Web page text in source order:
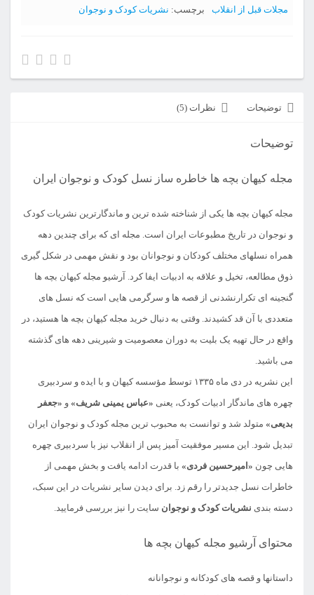
مجلات قبل از انقلاب
برچسب: نشریات کودک و نوجوان
توضیحات نظرات (5)
توضیحات
مجله کیهان بچه ها خاطره ساز نسل کودک و نوجوان ایران
مجله کیهان بچه ها یکی از شناخته شده ترین و ماندگارترین نشریات کودک
و نوجوان در تاریخ مطبوعات ایران است. مجله‌ ای که برای چندین دهه
همراه نسلهای مختلف کودکان و نوجوانان بود و نقش مهمی در شکل گیری
ذوق مطالعه، تخیل و علاقه به ادبیات ایفا کرد. آرشیو مجله کیهان بچه ها
گنجینه ای تکرارنشدنی از قصه ها و سرگرمی هایی است که نسل های
متعددی با آن قد کشیدند. وقتی به دنبال خرید مجله کیهان بچه ها هستید، در
واقع در حال تهیه یک بلیت به دوران معصومیت و شیرینی دهه های گذشته
می باشید.
این نشریه در دی ماه ۱۳۳۵ توسط مؤسسه کیهان و با ایده و سردبیری
چهره های ماندگار ادبیات کودک، یعنی «عباس یمینی شریف» و «جعفر
بدیعی» متولد شد و توانست به محبوب ترین مجله کودک و نوجوان ایران
تبدیل شود. این مسیر موفقیت آمیز پس از انقلاب نیز با سردبیری چهره
هایی چون «امیرحسین فردی» با قدرت ادامه یافت و بخش مهمی از
خاطرات نسل جدیدتر را رقم زد. برای دیدن سایر نشریات در این سبک،
دسته بندی نشریات کودک و نوجوان سایت را نیز بررسی فرمایید.
محتوای آرشیو مجله کیهان بچه ها
داستانها و قصه های کودکانه و نوجوانانه